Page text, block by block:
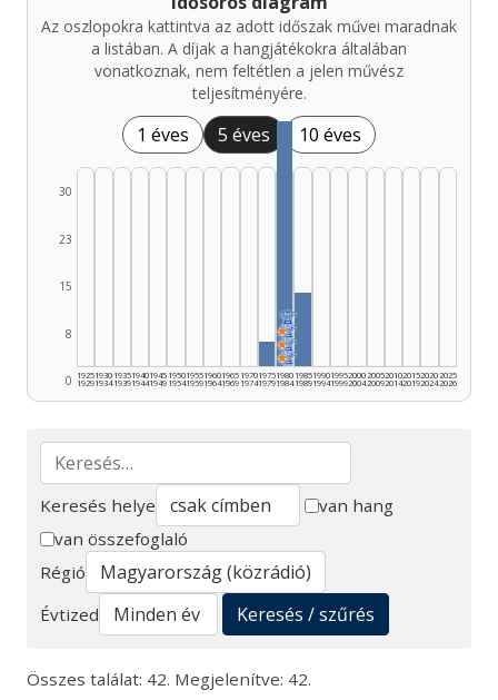
Az oszlopokra kattintva az adott időszak művei maradnak
a listában. A díjak a hangjátékokra általában
vonatkoznak, nem feltétlen a jelen művész
teljesítményére.
1 éves 5 éves 10 éves
0
8
15
23
30
1925
1929
1930
1934
1935
1939
1940
1944
1945
1949
1950
1954
1955
1959
1960
1964
1965
1969
1970
1974
1975
1979
🏆
🏆
🏆
🏆
★
★
★
1980
1984
1985
1989
1990
1994
1995
1999
2000
2004
2005
2009
2010
2014
2015
2019
2020
2024
2025
2026
Keresés
Keresés helye
van hang
van összefoglaló
Régió
Évtized
Keresés / szűrés
Összes találat: 42. Megjelenítve: 42.